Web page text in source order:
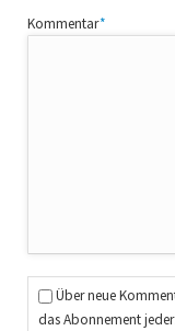
Pflichtfeld
Kommentar*
Über neue
das Abonnement